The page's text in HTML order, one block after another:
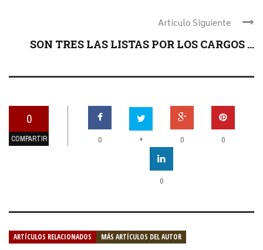
Articulo Siguiente
SON TRES LAS LISTAS POR LOS CARGOS ...
0
COMPARTIR 0 + 0 0
0
ARTÍCULOS RELACIONADOS MÁS ARTÍCULOS DEL AUTOR